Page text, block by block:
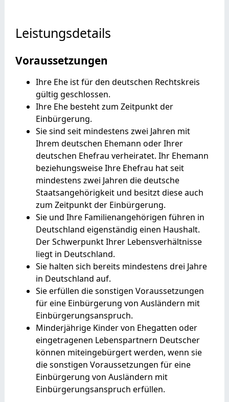
Leistungsdetails
Voraussetzungen
Ihre Ehe ist für den deutschen Rechtskreis
gültig geschlossen.
Ihre Ehe besteht zum Zeitpunkt der
Einbürgerung.
Sie sind seit mindestens zwei Jahren mit
Ihrem deutschen Ehemann oder Ihrer
deutschen Ehefrau verheiratet. Ihr Ehemann
beziehungsweise Ihre Ehefrau hat seit
mindestens zwei Jahren die deutsche
Staatsangehörigkeit und besitzt diese auch
zum Zeitpunkt der Einbürgerung.
Sie und Ihre Familienangehörigen führen in
Deutschland eigenständig einen Haushalt.
Der Schwerpunkt Ihrer Lebensverhältnisse
liegt in Deutschland.
Sie halten sich bereits mindestens drei Jahre
in Deutschland auf.
Sie erfüllen die sonstigen Voraussetzungen
für eine Einbürgerung von Ausländern mit
Einbürgerungsanspruch.
Minderjährige Kinder von Ehegatten oder
eingetragenen Lebenspartnern Deutscher
können miteingebürgert werden, wenn sie
die sonstigen Voraussetzungen für eine
Einbürgerung von Ausländern mit
Einbürgerungsanspruch erfüllen.